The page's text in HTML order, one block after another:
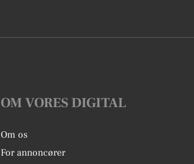
OM VORES DIGITAL
Om os
For annoncører